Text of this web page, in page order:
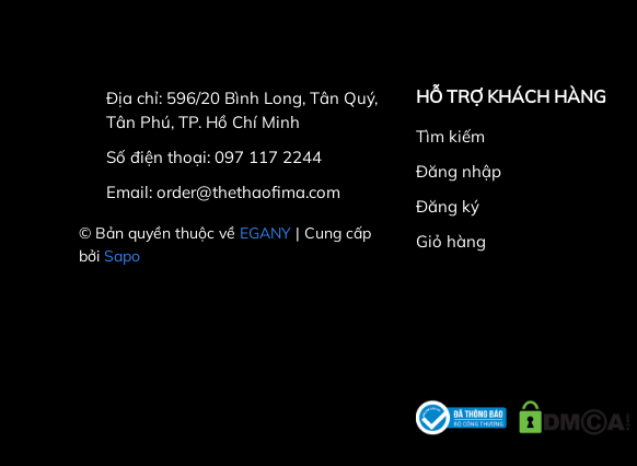
Địa chỉ: 596/20 Bình Long, Tân Quý,
Tân Phú, TP. Hồ Chí Minh
Số điện thoại: 097 117 2244
Email: order@thethaofima.com
© Bản quyền thuộc về EGANY | Cung cấp
bởi Sapo
HỖ TRỢ KHÁCH HÀNG
Tìm kiếm
Đăng nhập
Đăng ký
Giỏ hàng